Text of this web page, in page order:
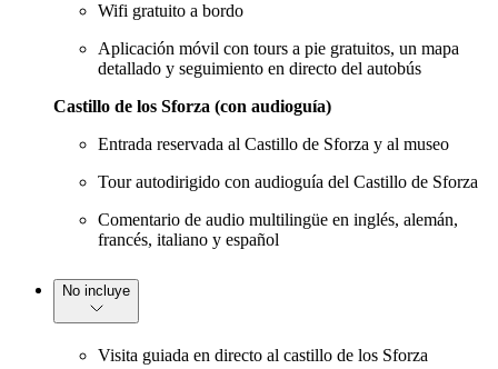
Wifi gratuito a bordo
Aplicación móvil con tours a pie gratuitos, un mapa
detallado y seguimiento en directo del autobús
Castillo de los Sforza (con audioguía)
Entrada reservada al Castillo de Sforza y al museo
Tour autodirigido con audioguía del Castillo de Sforza
Comentario de audio multilingüe en inglés, alemán,
francés, italiano y español
No incluye
Visita guiada en directo al castillo de los Sforza